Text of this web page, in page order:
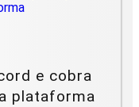
e cobra
plataforma